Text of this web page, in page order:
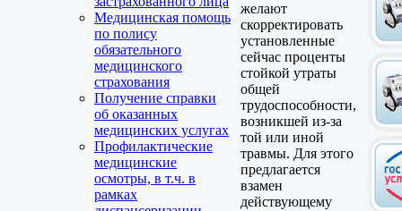
Медицинская помощь
по полису
обязательного
медицинского
страхования
Получение справки
об оказанных
медицинских услугах
Профилактические
медицинские
осмотры, в т.ч. в
рамках
желают
скорректировать
установленные
сейчас проценты
стойкой утраты
общей
трудоспособности,
возникшей из-за
той или иной
травмы. Для этого
предлагается
взамен
действующему